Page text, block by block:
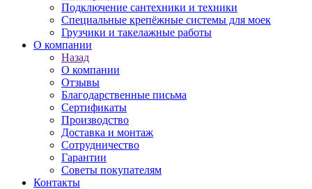
Подключение сантехники и техники
Специальные крепёжные системы для моек
Грузчики и такелажные работы
О компании
Назад
О компании
Отзывы
Благодарственные письма
Сертификаты
Производство
Доставка и монтаж
Сотрудничество
Гарантии
Советы покупателям
Контакты